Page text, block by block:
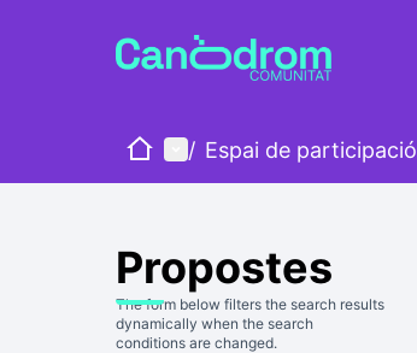
HomeMain menu
/ Espai de participació
Propostes
The form below filters the search results
dynamically when the search
conditions are changed.